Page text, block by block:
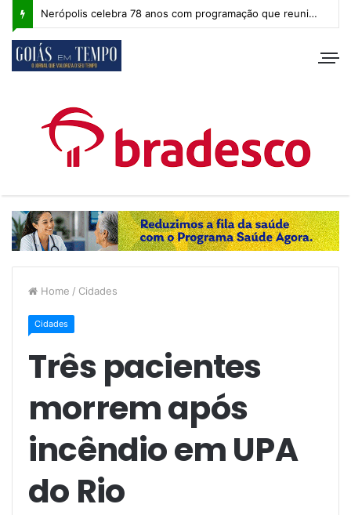
Nerópolis celebra 78 anos com programação que reuniu milhares de pessoas e segue com atividades esportivas
Home / Cidades
Cidades
Três pacientes
morrem após
incêndio em UPA
do Rio